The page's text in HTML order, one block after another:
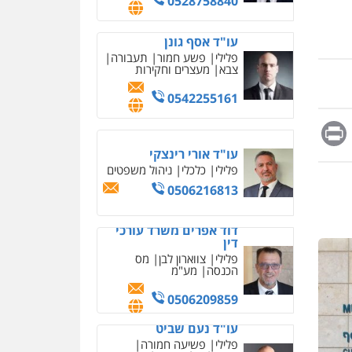
Message
Print
עו"ד אורי רינצקי
פלילי כלכלי ניהול משפטים
0506216813
דוד אפרים משרד עורכי
דין
פלילי צווארון לבן מס
הכנסה מע"מ
עו"ד נעם שביט
פלילי
מיסים הלבנת הון
פסיכיאטריה משפטית
0506216048
עו"ד אלון קריטי
מחיקת כתבות מגוגל
ודחיקת אזכורים שליליים
שירותים מקצועיים לעורכי
דין
0522508109
אחסון אתרים
מהירות הגנה גיבוי
תמיכה שירותים מקצועיים
מרכז התחלה חדשה
שירותים מקצועיים לעורכי
דין
0544500346
מאיה בלום, עו"ס,
טיפול ושיקום
טיפול בהתמכרויות
שירותים מקצועיים לעורכי
דין